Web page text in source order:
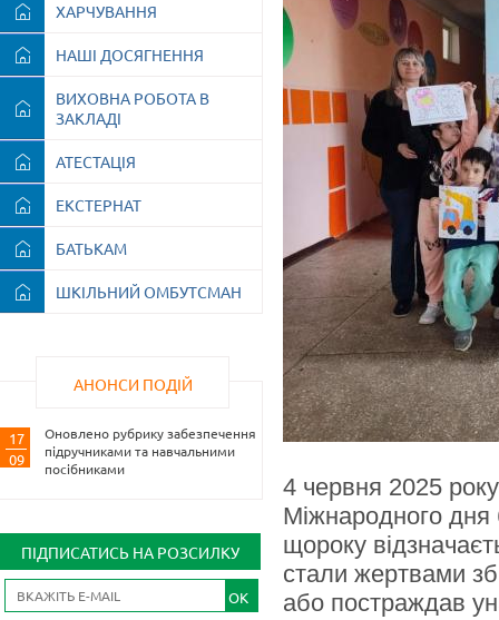
ХАРЧУВАННЯ
НАШІ ДОСЯГНЕННЯ
ВИХОВНА РОБОТА В
ЗАКЛАДІ
АТЕСТАЦІЯ
ЕКСТЕРНАТ
БАТЬКАМ
ШКІЛЬНИЙ ОМБУТСМАН
АНОНСИ ПОДІЙ
17
09
Оновлено рубрику забезпечення
підручниками та навчальними
посібниками
ПІДПИСАТИСЬ НА РОЗСИЛКУ
OK
4 червня 2025
Міжнародного дня
щороку
стали жертвами
або постраждав